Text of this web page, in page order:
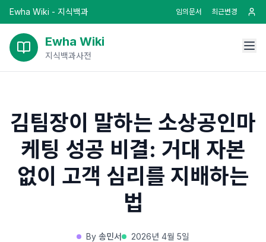
Ewha Wiki - 지식백과 임의문서 최근변경
Ewha Wiki
지식백과사전
김팀장이 말하는 소상공인마
케팅 성공 비결: 거대 자본
없이 고객 심리를 지배하는
법
By 송민서 2026년 4월 5일